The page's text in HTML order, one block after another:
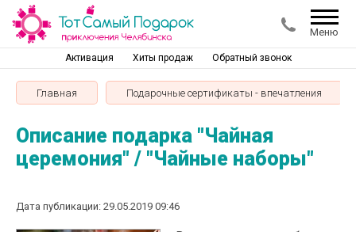
Меню
Активация Хиты продаж Обратный звонок
Главная Подарочные сертификаты - впечатления
Описание подарка "Чайная
церемония" / "Чайные наборы"
Дата публикации: 29.05.2019 09:46